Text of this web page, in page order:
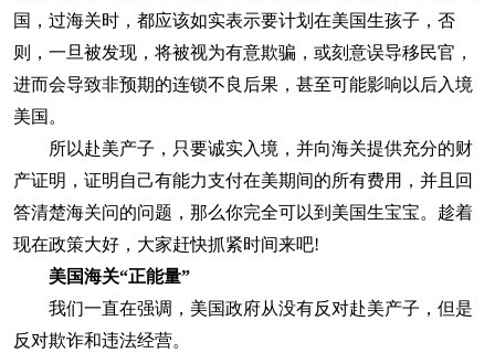
国，过海关时，都应该如实表示要计划在美国生孩子，否
则，一旦被发现，将被视为有意欺骗，或刻意误导移民官，
进而会导致非预期的连锁不良后果，甚至可能影响以后入境
美国。
所以赴美产子，只要诚实入境，并向海关提供充分的财
产证明，证明自己有能力支付在美期间的所有费用，并且回
答清楚海关问的问题，那么你完全可以到美国生宝宝。趁着
现在政策大好，大家赶快抓紧时间来吧!
美国海关“正能量”
我们一直在强调，美国政府从没有反对赴美产子，但是
反对欺诈和违法经营。